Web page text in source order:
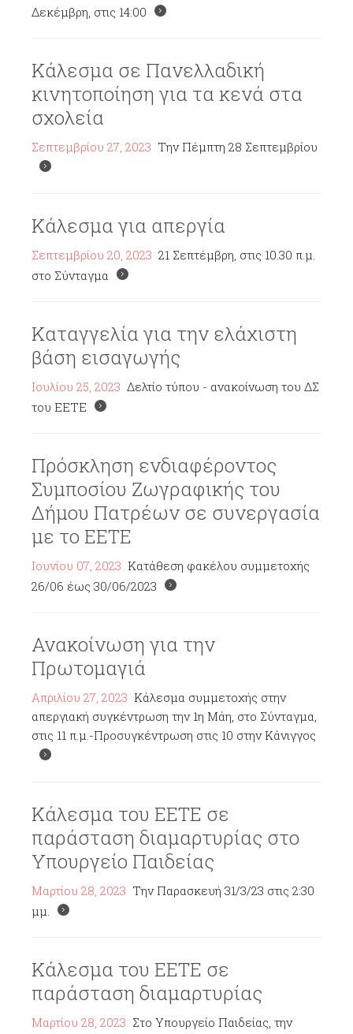
Δεκέμβρη, στις 14:00
Κάλεσμα σε Πανελλαδική
κινητοποίηση για τα κενά στα
σχολεία
Σεπτεμβρίου 27, 2023 Την Πέμπτη 28 Σεπτεμβρίου
Κάλεσμα για απεργία
Σεπτεμβρίου 20, 2023 21 Σεπτέμβρη, στις 10.30 π.μ.
στο Σύνταγμα
Καταγγελία για την ελάχιστη
βάση εισαγωγής
Ιουλίου 25, 2023 Δελτίο τύπου - ανακοίνωση του ΔΣ
του ΕΕΤΕ
Πρόσκληση ενδιαφέροντος
Συμποσίου Ζωγραφικής του
Δήμου Πατρέων σε συνεργασία
με το ΕΕΤΕ
Ιουνίου 07, 2023 Κατάθεση φακέλου συμμετοχής
26/06 έως 30/06/2023
Ανακοίνωση για την
Πρωτομαγιά
Απριλίου 27, 2023 Κάλεσμα συμμετοχής στην
απεργιακή συγκέντρωση την 1η Μάη, στο Σύνταγμα,
στις 11 π.μ.-Προσυγκέντρωση στις 10 στην Κάνιγγος
Κάλεσμα του ΕΕΤΕ σε
παράσταση διαμαρτυρίας στο
Υπουργείο Παιδείας
Μαρτίου 28, 2023 Την Παρασκευή 31/3/23 στις 2:30
μμ.
Κάλεσμα του ΕΕΤΕ σε
παράσταση διαμαρτυρίας
Μαρτίου 28, 2023 Στο Υπουργείο Παιδείας, την